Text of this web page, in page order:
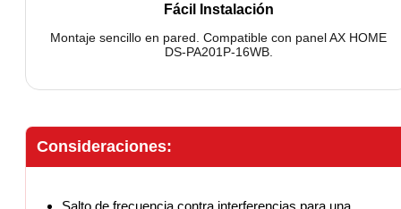
Fácil Instalación
Montaje sencillo en pared. Compatible con panel AX HOME
DS-PA201P-16WB.
Consideraciones:
Salto de frecuencia contra interferencias para una